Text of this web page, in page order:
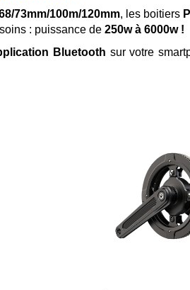
73mm/100m/120mm, les boitiers
: puissance de250w à 6000w !
Bluetooth sur votre